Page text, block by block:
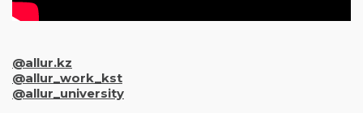
@allur.kz
@allur_work_kst
@allur_university